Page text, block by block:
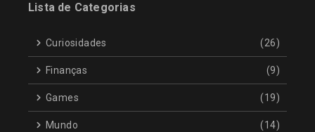
Lista de Categorias
Curiosidades (26)
Finanças (9)
Games (19)
Mundo (14)